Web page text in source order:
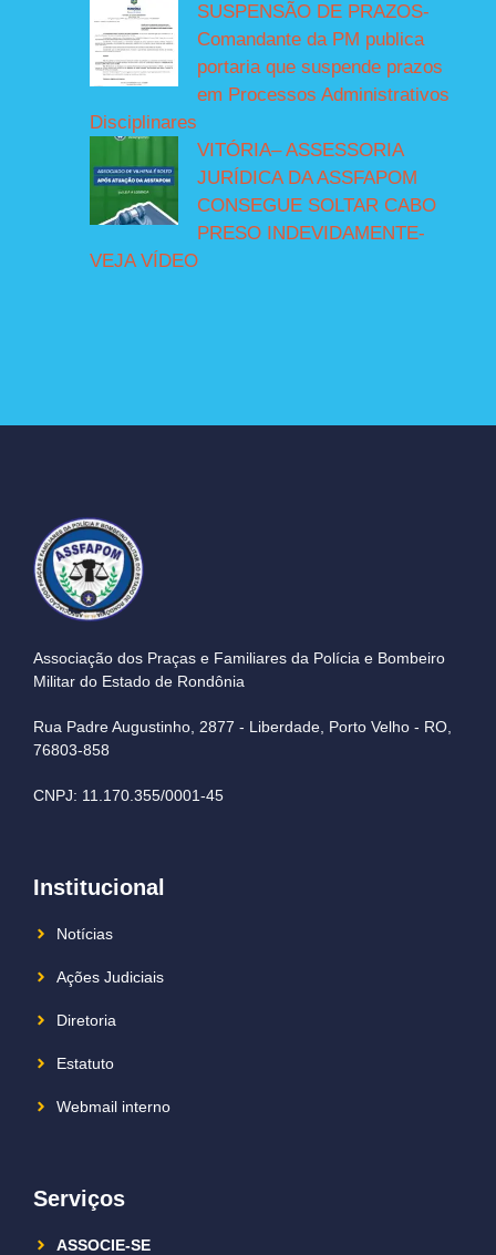
SUSPENSÃO DE PRAZOS-
Comandante da PM publica
portaria que suspende prazos
em Processos Administrativos
Disciplinares
VITÓRIA– ASSESSORIA
JURÍDICA DA ASSFAPOM
CONSEGUE SOLTAR CABO
PRESO INDEVIDAMENTE-
VEJA VÍDEO
Associação dos Praças e Familiares da Polícia e Bombeiro
Militar do Estado de Rondônia
Rua Padre Augustinho, 2877 - Liberdade, Porto Velho - RO,
76803-858
CNPJ: 11.170.355/0001-45
Institucional
Notícias
Ações Judiciais
Diretoria
Estatuto
Webmail interno
Serviços
ASSOCIE-SE